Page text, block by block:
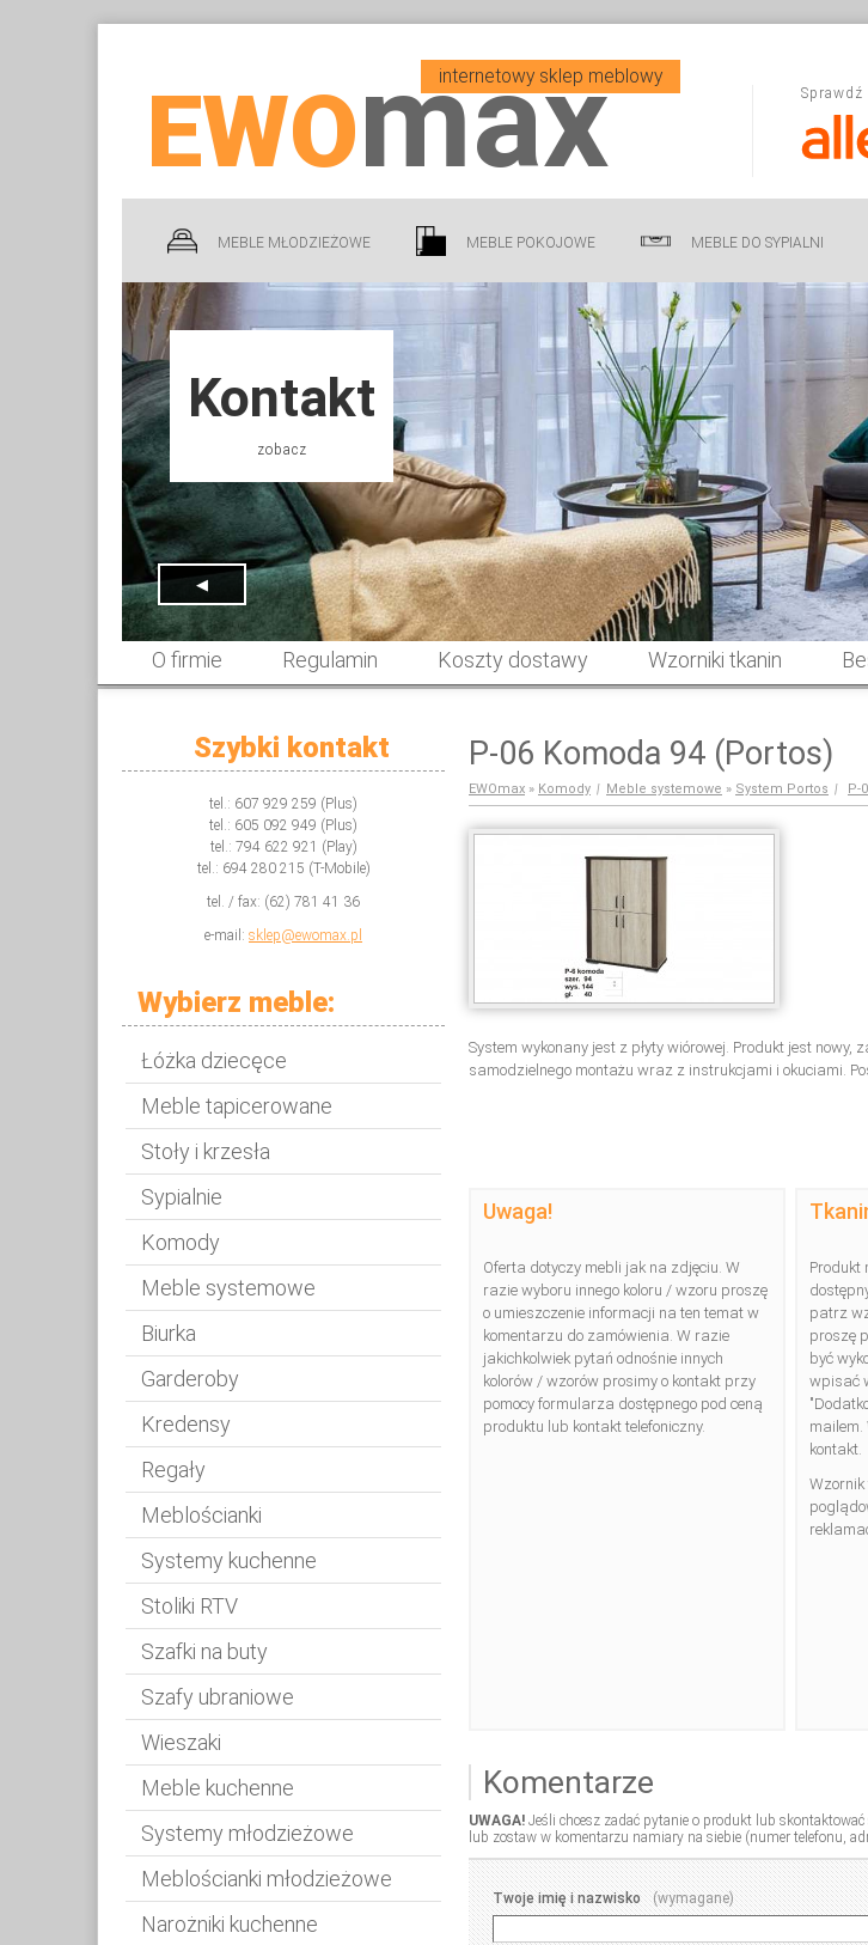
internetowy sklep meblowy
EWOmax Sprawdź
MEBLE MŁODZIEŻOWE MEBLE POKOJOWE MEBLE DO SYPIALNI
Kontakt
zobacz
◀
O firmie Regulamin Koszty dostawy Wzorniki tkanin
Szybki kontakt
tel.: 607 929 259 (Plus)
tel.: 605 092 949 (Plus)
tel.: 794 622 921 (Play)
tel.: 694 280 215 (T-Mobile)
tel. / fax: (62) 781 41 36
e-mail: sklep@ewomax.pl
Wybierz meble:
Łóżka dziecęce
Meble tapicerowane
Stoły i krzesła
Sypialnie
Komody
Meble systemowe
Biurka
Garderoby
Kredensy
Regały
Meblościanki
Systemy kuchenne
Stoliki RTV
Szafki na buty
Szafy ubraniowe
Wieszaki
Meble kuchenne
Systemy młodzieżowe
Meblościanki młodzieżowe
Narożniki kuchenne
P-06 Komoda 94 (Portos)
EWOmax » Komody | Meble systemowe » System Portos | P-
System wykonany jest z płyty wiórowej. Produkt jest nowy,
samodzielnego montażu wraz z instrukcjami i okuciami.
Uwaga!
Oferta dotyczy mebli jak na zdjęciu. W
razie wyboru innego koloru / wzoru proszę
o umieszczenie informacji na ten temat w
komentarzu do zamówienia. W razie
jakichkolwiek pytań odnośnie innych
kolorów / wzorów prosimy o kontakt przy
pomocy formularza dostępnego pod ceną
produktu lub kontakt telefoniczny.
Produkt
patrz
proszę
być
wpisać
kontakt.
Wzornik
Komentarze
UWAGA! Jeśli chcesz zadać pytanie o produkt lub
lub zostaw w komentarzu namiary na siebie (numer telefonu,
Komentarz
Twoje imię i nazwisko (wymagane)